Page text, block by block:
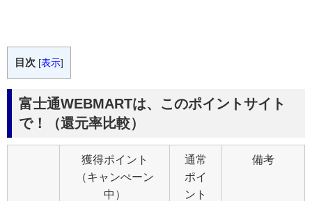
目次 [表示]
富士通WEBMARTは、このポイントサイト
で！（還元率比較）
獲得ポイント
（キャンぺーン
中）
通常
ポイ
ント
備考